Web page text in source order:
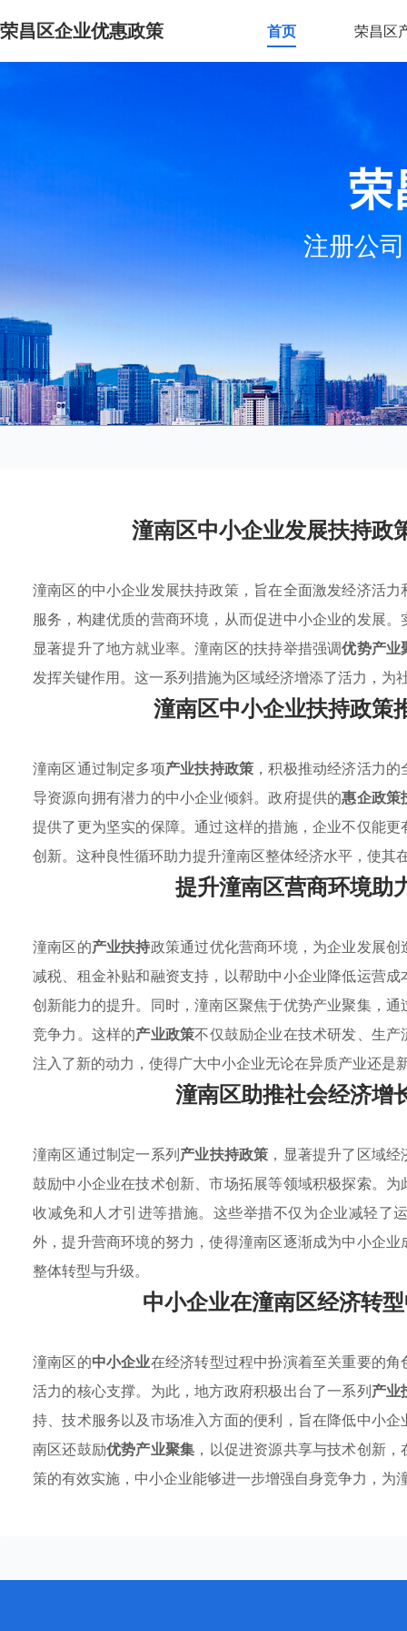
荣昌区企业优惠政策 首页 荣昌区
荣
注册公
潼南区中小企业发展扶持政
潼南区的中小企业发展扶持政策，旨在全面激发经济活
服务，构建优质的营商环境，从而促进中小企业的发展
显著提升了地方就业率。潼南区的扶持举措强调优势产业
发挥关键作用。这一系列措施为区域经济增添了活力，为
潼南区中小企业扶持政策
潼南区通过制定多项产业扶持政策 ，积极推动经济活力
导资源向拥有潜力的中小企业倾斜。政府提供的惠企政策
提供了更为坚实的保障。通过这样的措施，企业不仅能
创新。这种良性循环助力提升潼南区整体经济水平，使其
提升潼南区营商环境助
潼南区的产业扶持政策通过优化营商环境，为企业发展
减税、租金补贴和融资支持，以帮助中小企业降低运营
创新能力的提升。同时，潼南区聚焦于优势产业聚集，
竞争力。这样的产业政策不仅鼓励企业在技术研发、生
注入了新的动力，使得广大中小企业无论在异质产业还是
潼南区助推社会经济增
潼南区通过制定一系列产业扶持政策 ，显著提升了区域
鼓励中小企业在技术创新、市场拓展等领域积极探索。
收减免和人才引进等措施。这些举措不仅为企业减轻了
外，提升营商环境的努力，使得潼南区逐渐成为中小企
整体转型与升级。
中小企业在潼南区经济转
潼南区的中小企业在经济转型过程中扮演着至关重要的
活力的核心支撑。为此，地方政府积极出台了一系列产业
持、技术服务以及市场准入方面的便利，旨在降低中小
南区还鼓励优势产业聚集 ，以促进资源共享与技术创新
策的有效实施，中小企业能够进一步增强自身竞争力，为